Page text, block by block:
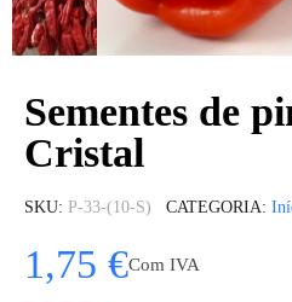
Sementes de
Cristal
SKU P-33-(10-S) CATEGORIA
1,75 €Com IVA